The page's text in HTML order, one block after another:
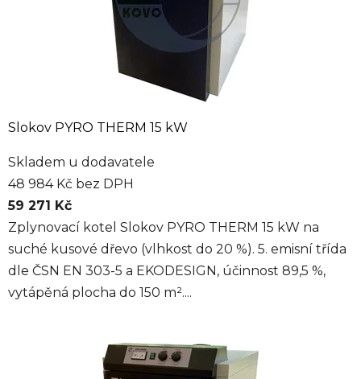
Slokov PYRO THERM 15 kW
Skladem u dodavatele
48 984 Kč bez DPH
59 271 Kč
Zplynovací kotel Slokov PYRO THERM 15 kW na
suché kusové dřevo (vlhkost do 20 %). 5. emisní třída
dle ČSN EN 303-5 a EKODESIGN, účinnost 89,5 %,
vytápěná plocha do 150 m²....